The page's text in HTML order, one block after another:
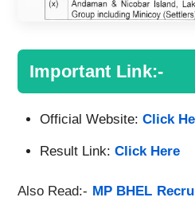
Important Link:-
Official Website: Click
Result Link: Click Here
Also Read:- MP BHEL